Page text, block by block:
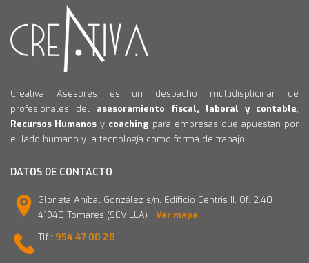
Creativa Asesores es un despacho multidisplicinar de
profesionales del asesoramiento fiscal, laboral y contable,
Recursos Humanos y coaching para empresas que apuestan por
el lado humano y la tecnología como forma de trabajo.
DATOS DE CONTACTO
Glorieta Aníbal González s/n. Edificio Centris II. Of. 2.40
41940 Tomares (SEVILLA) Ver mapa
Tlf.: 954 47 00 28